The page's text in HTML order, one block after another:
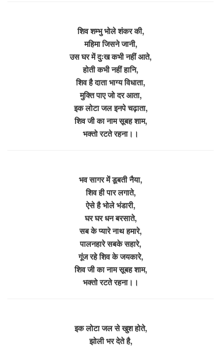
शिव शम्भु भोले शंकर की,
महिमा जिसने जानी,
उस घर में दुःख कभी नहीं आते,
होती कभी नहीं हानि,
शिव है दाता भाग्य विधाता,
मुक्ति पाए जो दर आता,
इक लोटा जल इनपे चढ़ाता,
शिव जी का नाम सूबह शाम,
भक्तो रटते रहना।।
भव सागर में डूबती नैया,
शिव ही पार लगाते,
ऐसे है भोले भंडारी,
घर घर धन बरसाते,
सब के प्यारे नाथ हमारे,
पालनहारे सबके सहारे,
गूंज रहे शिव के जयकारे,
शिव जी का नाम सूबह शाम,
भक्तो रटते रहना।।
इक लोटा जल से खुश होते,
झोली भर देते है,